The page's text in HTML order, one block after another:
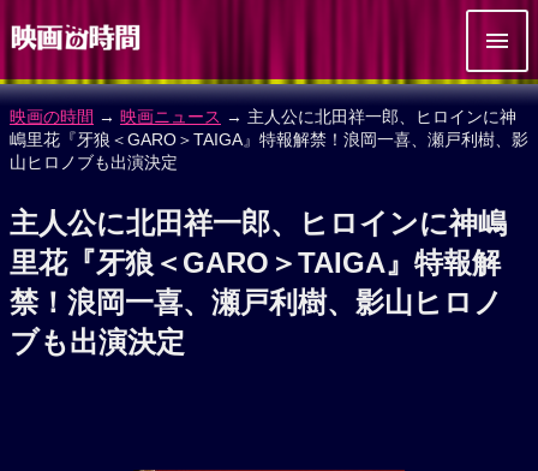
映画の時間 → 映画ニュース → 主人公に北田祥一郎、ヒロインに神
嶋里花『牙狼＜GARO＞TAIGA』特報解禁！浪岡一喜、瀬戸利樹、影
山ヒロノブも出演決定
主人公に北田祥一郎、ヒロインに神嶋
里花『牙狼＜GARO＞TAIGA』特報解
禁！浪岡一喜、瀬戸利樹、影山ヒロノ
ブも出演決定